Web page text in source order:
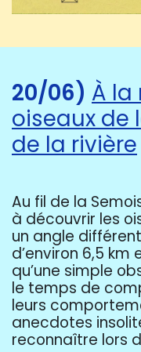
20/06) À la
oiseaux de
de la rivière
Au fil de la
à découvrir les
un angle
d’environ 6,5 km
qu’une simple
le temps de
leurs
anecdotes
reconnaître lors